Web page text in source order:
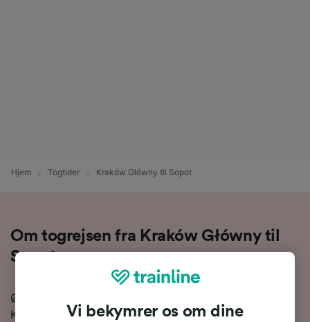
Hjem Togtider Kraków Główny til Sopot
Om togrejsen fra Kraków Główny til
Sopot
Ønsker du at finde ud af mere om at tage toget fra
Kraków Główny til Sopot? Så er du kommet til det
Vi bekymrer os om dine